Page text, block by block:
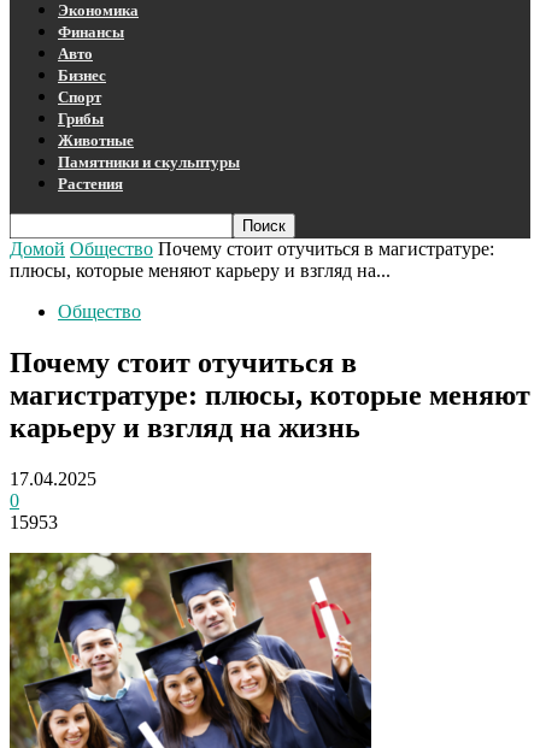
Экономика
Финансы
Авто
Бизнес
Спорт
Грибы
Животные
Памятники и скульптуры
Растения
Домой Общество Почему стоит отучиться в магистратуре:
плюсы, которые меняют карьеру и взгляд на...
Общество
Почему стоит отучиться в
магистратуре: плюсы, которые меняют
карьеру и взгляд на жизнь
17.04.2025
0
15953